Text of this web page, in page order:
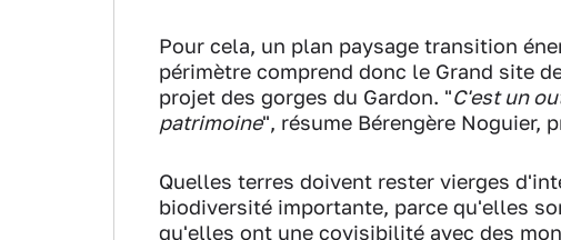
Pour cela, un plan paysage transition
périmètre comprend donc le Grand site
projet des gorges du Gardon. "C'est un
patrimoine", résume Bérengère Noguier,
Quelles terres doivent rester vierges
biodiversité importante, parce qu'elles
qu'elles ont une covisibilité avec des